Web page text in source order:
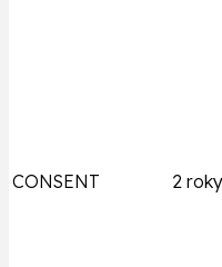
CONSENT 2 roky